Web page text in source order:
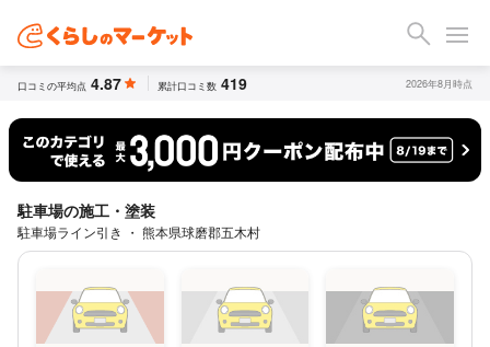
口コミの平均点 4.87 累計口コミ数 419 2026年8月時点
駐車場の施工・塗装
駐車場ライン引き ・ 熊本県球磨郡五木村